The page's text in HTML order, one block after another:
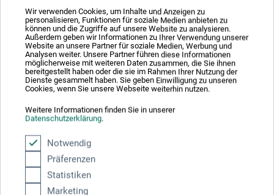
Wir verwenden Cookies, um Inhalte und Anzeigen zu
personalisieren, Funktionen für soziale Medien anbieten zu
können und die Zugriffe auf unsere Website zu analysieren.
Außerdem geben wir Informationen zu Ihrer Verwendung unserer
Website an unsere Partner für soziale Medien, Werbung und
Analysen weiter. Unsere Partner führen diese Informationen
möglicherweise mit weiteren Daten zusammen, die Sie ihnen
bereitgestellt haben oder die sie im Rahmen Ihrer Nutzung der
Dienste gesammelt haben. Sie geben Einwilligung zu unseren
Cookies, wenn Sie unsere Webseite weiterhin nutzen.
Weitere Informationen finden Sie in unserer
Datenschutzerklärung.
Notwendig
Präferenzen
Statistiken
Marketing
Gefahr! Verursacht Hautreizungen. Verursacht
schwere Augenschäden. Kann die Atemwege reizen.
Produktbewertungen (0)
Schreiben Sie die erste Bewertung zu diesem Produkt